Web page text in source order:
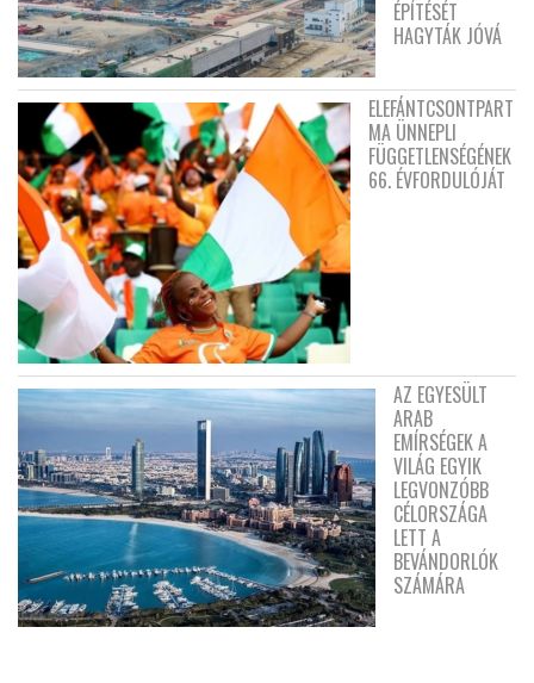
ÉPÍTÉSÉT
HAGYTÁK JÓVÁ
ELEFÁNTCSONTPART
MA ÜNNEPLI
FÜGGETLENSÉGÉNEK
66. ÉVFORDULÓJÁT
AZ EGYESÜLT
ARAB
EMÍRSÉGEK A
VILÁG EGYIK
LEGVONZÓBB
CÉLORSZÁGA
LETT A
BEVÁNDORLÓK
SZÁMÁRA